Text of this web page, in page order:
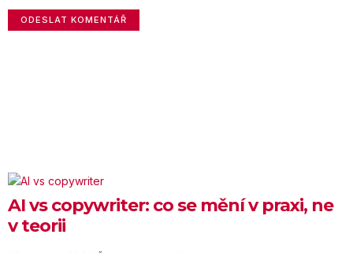
AI vs copywriter: co se mění v praxi, ne
v teorii